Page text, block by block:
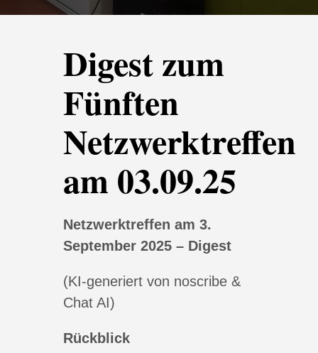
Digest zum
Fünften
Netzwerktreffen
am 03.09.25
Netzwerktreffen am 3.
September 2025 – Digest
(KI-generiert von noscribe &
Chat AI)
Rückblick